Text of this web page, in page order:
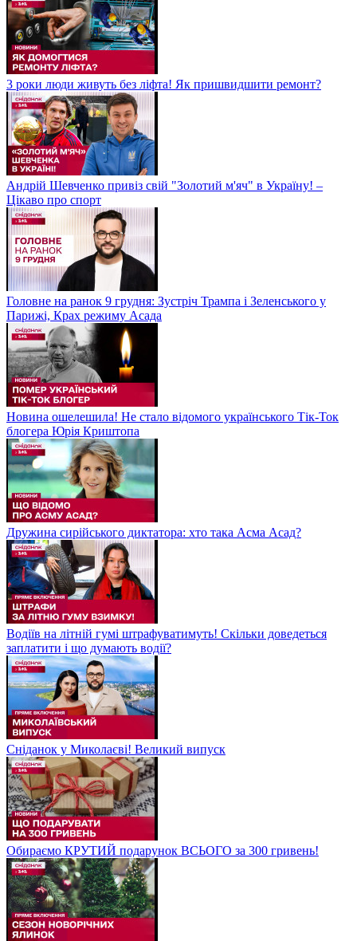
3 роки люди живуть без ліфта! Як пришвидшити ремонт?
Андрій Шевченко привіз свій "Золотий м'яч" в Україну! –
Цікаво про спорт
Головне на ранок 9 грудня: Зустріч Трампа і Зеленського у
Парижі, Крах режиму Асада
Новина ошелешила! Не стало відомого українського Тік-Ток
блогера Юрія Криштопа
Дружина сирійського диктатора: хто така Асма Асад?
Водіїв на літній гумі штрафуватимуть! Скільки доведеться
заплатити і що думають водії?
Сніданок у Миколаєві! Великий випуск
Обираємо КРУТИЙ подарунок ВСЬОГО за 300 гривень!